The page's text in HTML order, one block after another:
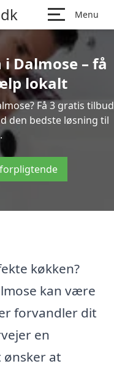
Menu
Dalmose – få
lokalt
Få 3 gratis tilbud
den bedste løsning til
køkken?
kan være
forvandler dit
en
at